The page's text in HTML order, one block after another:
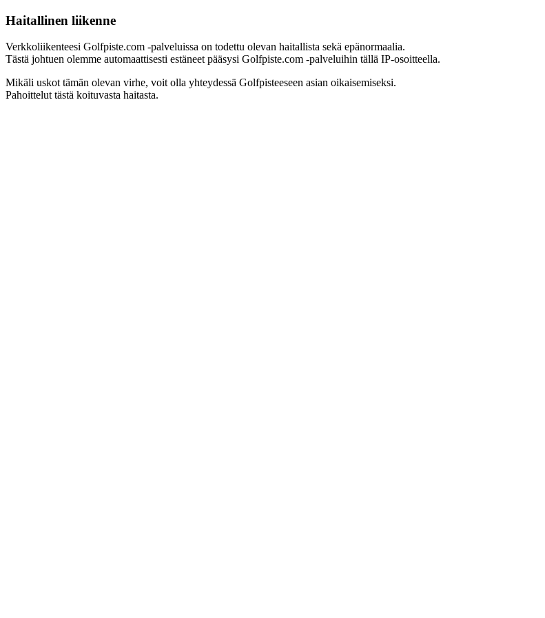
Haitallinen liikenne
Verkkoliikenteesi Golfpiste.com -palveluissa on todettu olevan haitallista sekä epänormaalia.
Tästä johtuen olemme automaattisesti estäneet pääsysi Golfpiste.com -palveluihin tällä IP-osoitteella.
Mikäli uskot tämän olevan virhe, voit olla yhteydessä Golfpisteeseen asian oikaisemiseksi.
Pahoittelut tästä koituvasta haitasta.